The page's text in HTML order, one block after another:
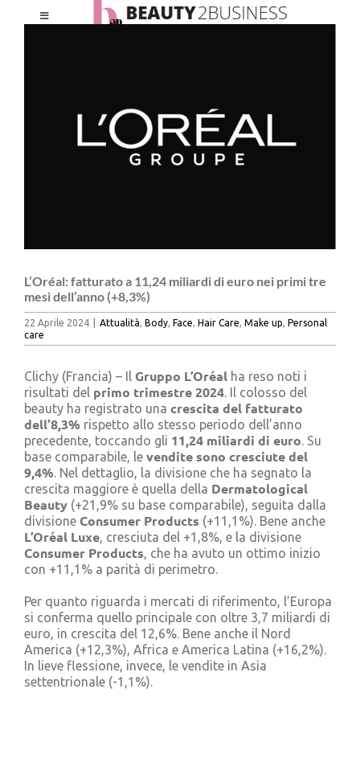
Toggle
CATEGORIE
CONTATTI
Cerca
per:
L’Oréal: fatturato a 11,24 miliardi di euro nei primi tre
mesi dell’anno (+8,3%)
22 Aprile 2024 Attualità, Body, Face, Hair Care, Make up, Personal
care
Clichy (Francia) – Il Gruppo L’Oréal ha reso noti i
risultati del primo trimestre 2024. Il colosso del
beauty ha registrato una crescita del fatturato
dell’8,3% rispetto allo stesso periodo dell’anno
precedente, toccando gli 11,24 miliardi di euro. Su
base comparabile, le vendite sono cresciute del
9,4%. Nel dettaglio, la divisione che ha segnato la
crescita maggiore è quella della Dermatological
Beauty (+21,9% su base comparabile), seguita dalla
divisione Consumer Products (+11,1%). Bene anche
L’Oréal Luxe, cresciuta del +1,8%, e la divisione
Consumer Products, che ha avuto un ottimo inizio
con +11,1% a parità di perimetro.
Per quanto riguarda i mercati di riferimento, l’Europa
si conferma quello principale con oltre 3,7 miliardi di
euro, in crescita del 12,6%. Bene anche il Nord
America (+12,3%), Africa e America Latina (+16,2%).
In lieve flessione, invece, le vendite in Asia
settentrionale (-1,1%).